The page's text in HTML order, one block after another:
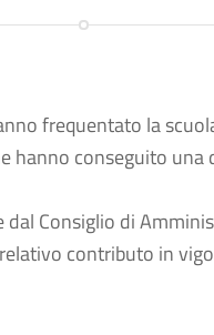
frequentato la
conseguito una
Consiglio di
contributo in